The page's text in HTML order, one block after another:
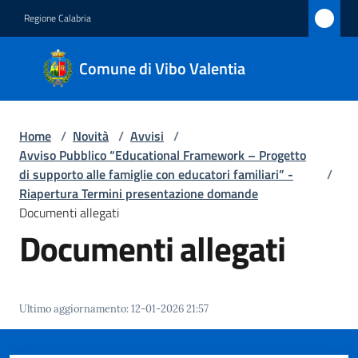
Regione Calabria
Comune di Vibo Valentia
Comune
di Vibo
Valentia
Amministrazione
Novità
Menu selezionato
Servizi
Vivere
Home / Novità / Avvisi /
Avviso Pubblico “Educational Framework – Progetto
di supporto alle famiglie con educatori familiari” -
Riapertura Termini presentazione domande
/
Documenti allegati
Documenti allegati
Ultimo aggiornamento:12-01-2026 21:57